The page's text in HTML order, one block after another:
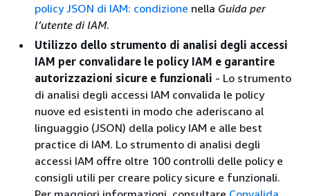
policy JSON di IAM: condizione nella Guida per
l’utente di IAM.
Utilizzo dello strumento di analisi degli accessi
IAM per convalidare le policy IAM e garantire
autorizzazioni sicure e funzionali - Lo strumento
di analisi degli accessi IAM convalida le policy
nuove ed esistenti in modo che aderiscano al
linguaggio (JSON) della policy IAM e alle best
practice di IAM. Lo strumento di analisi degli
accessi IAM offre oltre 100 controlli delle policy e
consigli utili per creare policy sicure e funzionali.